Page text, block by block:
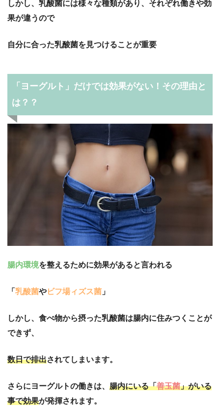
しかし、乳酸菌には様々な種類があり、それぞれ働きや効
果が違うので
自分に合った乳酸菌を見つけることが重要
「ヨーグルト」だけでは効果がない！その理由と
は？？
腸内環境を整えるために効果があると言われる
「 乳酸菌やビフ場ィズス菌 」
しかし、食べ物から摂った乳酸菌は腸内に住みつくことが
できず、
数日で排出されてしまいます。
さらにヨーグルトの働きは、 腸内にいる「善玉菌」がいる
事で効果が発揮されます。